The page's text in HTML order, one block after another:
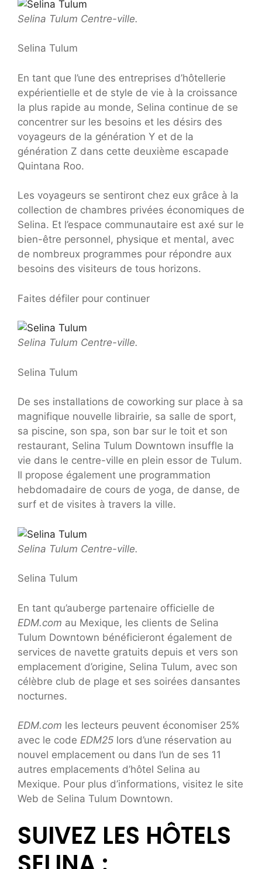
Selina Tulum Centre-ville.
Selina Tulum
En tant que l’une des entreprises d’hôtellerie
expérientielle et de style de vie à la croissance
la plus rapide au monde, Selina continue de se
concentrer sur les besoins et les désirs des
voyageurs de la génération Y et de la
génération Z dans cette deuxième escapade
Quintana Roo.
Les voyageurs se sentiront chez eux grâce à la
collection de chambres privées économiques de
Selina. Et l’espace communautaire est axé sur le
bien-être personnel, physique et mental, avec
de nombreux programmes pour répondre aux
besoins des visiteurs de tous horizons.
Faites défiler pour continuer
Selina Tulum Centre-ville.
Selina Tulum
De ses installations de coworking sur place à sa
magnifique nouvelle librairie, sa salle de sport,
sa piscine, son spa, son bar sur le toit et son
restaurant, Selina Tulum Downtown insuffle la
vie dans le centre-ville en plein essor de Tulum.
Il propose également une programmation
hebdomadaire de cours de yoga, de danse, de
surf et de visites à travers la ville.
Selina Tulum Centre-ville.
Selina Tulum
En tant qu’auberge partenaire officielle de
EDM.com au Mexique, les clients de Selina
Tulum Downtown bénéficieront également de
services de navette gratuits depuis et vers son
emplacement d’origine, Selina Tulum, avec son
célèbre club de plage et ses soirées dansantes
nocturnes.
EDM.com les lecteurs peuvent économiser 25%
avec le code EDM25 lors d’une réservation au
nouvel emplacement ou dans l’un de ses 11
autres emplacements d’hôtel Selina au
Mexique. Pour plus d’informations, visitez le site
Web de Selina Tulum Downtown.
SUIVEZ LES HÔTELS